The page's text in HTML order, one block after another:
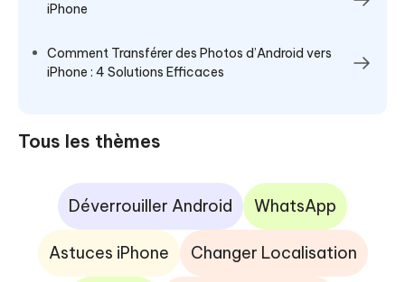
iPhone
Comment Transférer des Photos d’Android vers
iPhone : 4 Solutions Efficaces
Tous les thèmes
Déverrouiller Android WhatsApp
Astuces iPhone Changer Localisation